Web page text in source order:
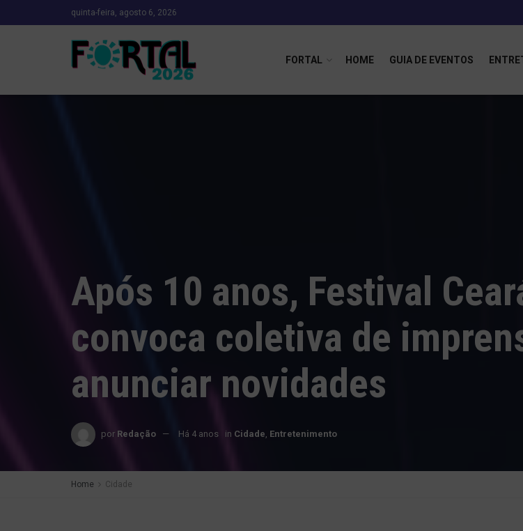
quinta-feira, agosto 6, 2026
FORTAL HOME GUIA DE EVENTOS
Após 10 anos, Festival
convoca coletiva de
anunciar novidades
por Redação Há 4 anos in Cidade Entretenimento
Home Cidade